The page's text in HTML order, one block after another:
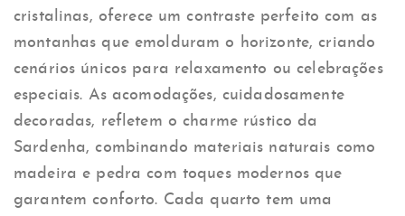
cristalinas, oferece um contraste perfeito com as
montanhas que emolduram o horizonte, criando
cenários únicos para relaxamento ou celebrações
especiais. As acomodações, cuidadosamente
decoradas, refletem o charme rústico da
Sardenha, combinando materiais naturais como
madeira e pedra com toques modernos que
garantem conforto. Cada quarto tem uma